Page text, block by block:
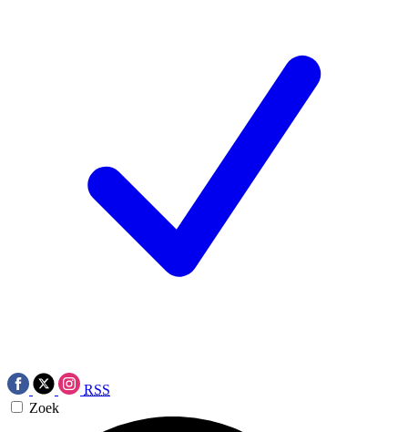
RSS
Zoek